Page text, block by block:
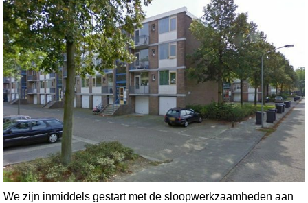
We zijn inmiddels gestart met de sloopwerkzaamheden aan